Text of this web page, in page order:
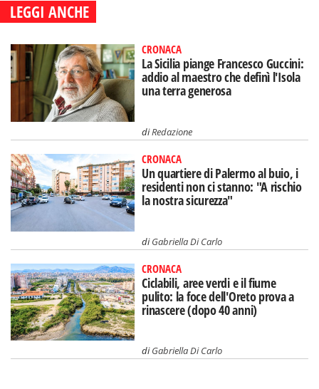
LEGGI ANCHE
CRONACA
La Sicilia piange Francesco Guccini:
addio al maestro che definì l'Isola
una terra generosa
diRedazione
CRONACA
Un quartiere di Palermo al buio, i
residenti non ci stanno: "A rischio
la nostra sicurezza"
diGabriella Di Carlo
CRONACA
Ciclabili, aree verdi e il fiume
pulito: la foce dell'Oreto prova a
rinascere (dopo 40 anni)
diGabriella Di Carlo